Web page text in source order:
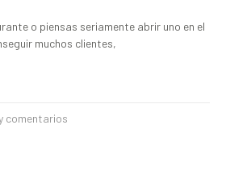
o piensas seriamente abrir uno en el
muchos clientes,
comentarios